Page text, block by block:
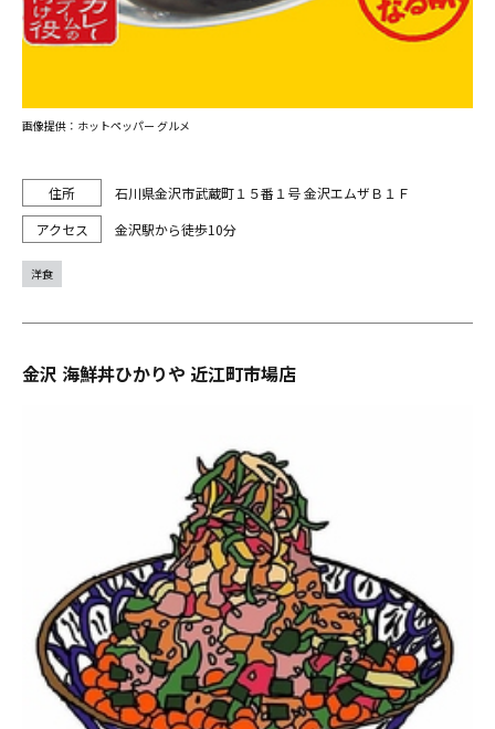
石川県金沢市武蔵町１５番１号 金沢エムザＢ１Ｆ
金沢駅から徒歩10分
画像提供：ホットペッパー グルメ
洋食
金沢 海鮮丼ひかりや 近江町市場店